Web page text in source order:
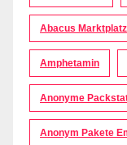
Abacus
Amphetamin
Anonyme
Anonym Pakete